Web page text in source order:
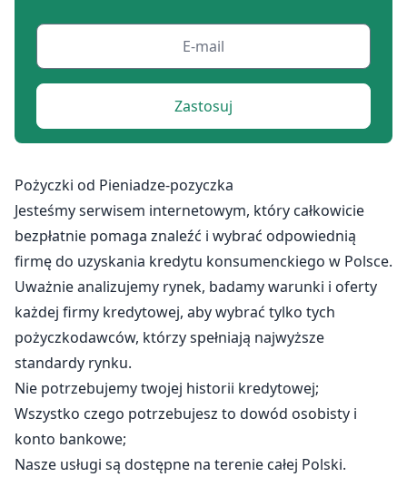
Zastosuj
Pożyczki od Pieniadze-pozyczka
Jesteśmy serwisem internetowym, który całkowicie
bezpłatnie pomaga znaleźć i wybrać odpowiednią
firmę do uzyskania kredytu konsumenckiego w Polsce.
Uważnie analizujemy rynek, badamy warunki i oferty
każdej firmy kredytowej, aby wybrać tylko tych
pożyczkodawców, którzy spełniają najwyższe
standardy rynku.
Nie potrzebujemy twojej historii kredytowej;
Wszystko czego potrzebujesz to dowód osobisty i
konto bankowe;
Nasze usługi są dostępne na terenie całej Polski.